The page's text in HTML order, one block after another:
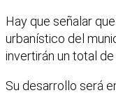
Hay que señalar
urbanístico del
invertirán un total
Su desarrollo será